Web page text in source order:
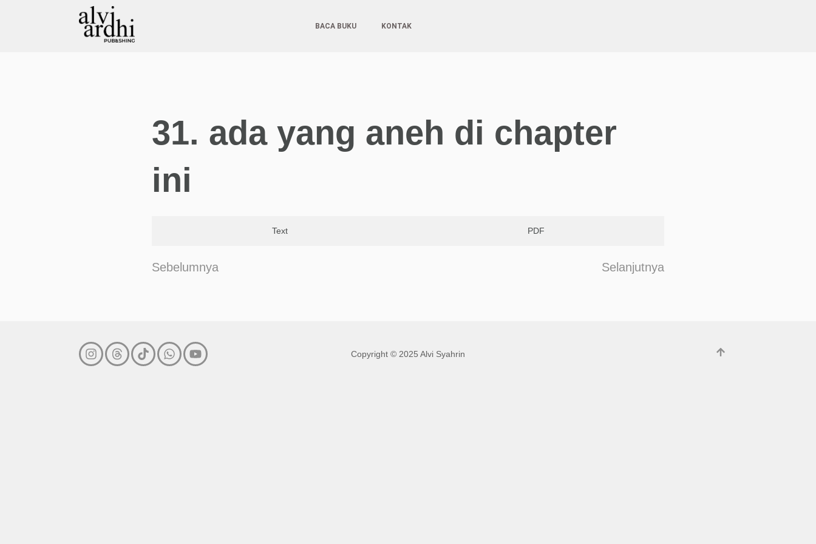
BACA BUKU KONTAK
31.⁠ ⁠ada yang aneh di chapter
ini
Text PDF
Sebelumnya Selanjutnya
Copyright © 2025 Alvi Syahrin